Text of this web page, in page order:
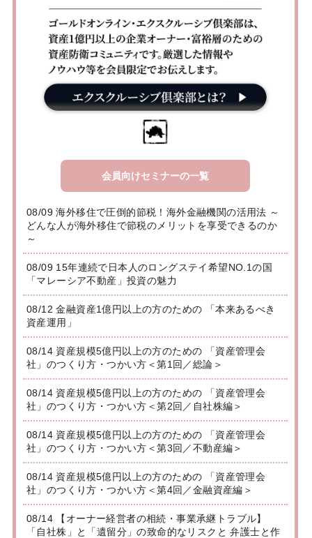
会員向けセミナーの一覧
08/09 海外移住で圧倒的節税！海外金融機関の活用法 ～
どんな人が海外移住で節税のメリットを享受できるのか
～
08/09 15年連続で日本人のロングステイ希望NO.1の国
「マレーシア不動産」投資の魅力
08/12 金融資産1億円以上の方のための 「本来あるべき
資産運用」
08/14 資産規模5億円以上の方のための 「資産管理会
社」のつくり方・つかい方＜第1回／総論＞
08/14 資産規模5億円以上の方のための 「資産管理会
社」のつくり方・つかい方＜第2回／自社株編＞
08/14 資産規模5億円以上の方のための 「資産管理会
社」のつくり方・つかい方＜第3回／不動産編＞
08/14 資産規模5億円以上の方のための 「資産管理会
社」のつくり方・つかい方＜第4回／金融資産編＞
08/14 【オーナー経営者の相続・事業承継トラブル】
「自社株」と「遺留分」の致命的なリスクと 弁護士と作